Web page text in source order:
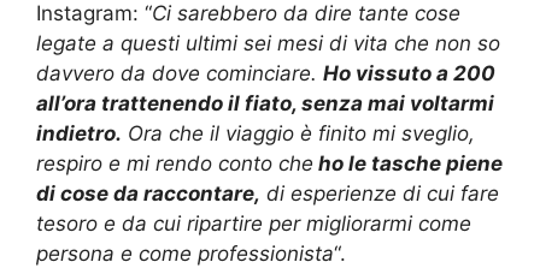
Instagram: “Ci sarebbero da dire tante cose
legate a questi ultimi sei mesi di vita che non so
davvero da dove cominciare. Ho vissuto a 200
all’ora trattenendo il fiato, senza mai voltarmi
indietro. Ora che il viaggio è finito mi sveglio,
respiro e mi rendo conto che ho le tasche piene
di cose da raccontare, di esperienze di cui fare
tesoro e da cui ripartire per migliorarmi come
persona e come professionista“.